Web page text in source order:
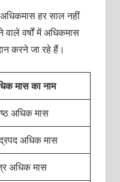
हर साल नहीं
वर्षों में अधिकमास
करने जा रहे हैं।
मास का नाम
अधिक मास
अधिक मास
अधिक मास